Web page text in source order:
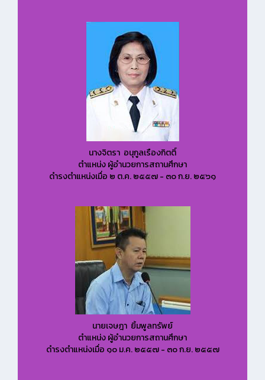
นางจิตรา อนุกูลเรืองกิตติ์
ตำแหน่ง ผู้อำนวยการสถานศึกษา
ดำรงตำแหน่งเมื่อ ๒ ต.ค. ๒๕๕๗ - ๓๐ ก.ย. ๒๕๖๑
นายเจษฎา ยิ้มพูลทรัพย์
ตำแหน่ง ผู้อำนวยการสถานศึกษา
ดำรงตำแหน่งเมื่อ ๑๐ ม.ค. ๒๕๕๗ - ๓๐ ก.ย. ๒๕๕๗